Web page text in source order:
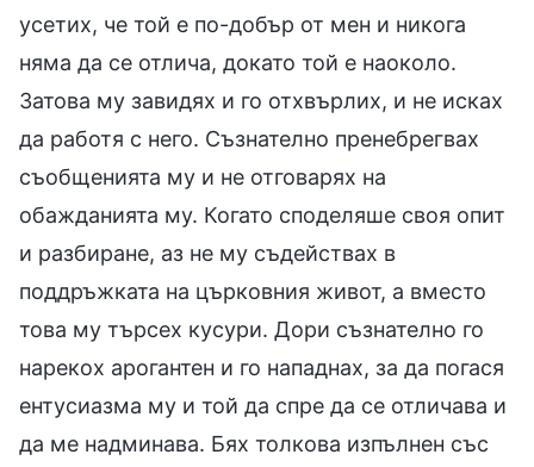
усетих, че той е по-добър от мен и никога
няма да се отлича, докато той е наоколо.
Затова му завидях и го отхвърлих, и не исках
да работя с него. Съзнателно пренебрегвах
съобщенията му и не отговарях на
обажданията му. Когато споделяше своя опит
и разбиране, аз не му съдействах в
поддръжката на църковния живот, а вместо
това му търсех кусури. Дори съзнателно го
нарекох арогантен и го нападнах, за да погася
ентусиазма му и той да спре да се отличава и
да ме надминава. Бях толкова изпълнен със